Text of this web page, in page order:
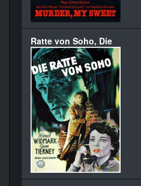
Ratte von Soho, Die